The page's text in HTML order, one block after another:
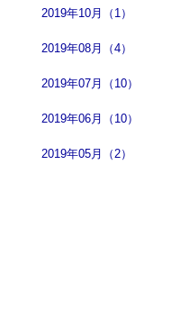
2019年10月（1）
2019年08月（4）
2019年07月（10）
2019年06月（10）
2019年05月（2）